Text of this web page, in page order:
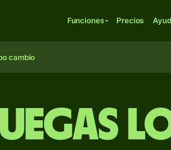
Funciones Precios
cambio